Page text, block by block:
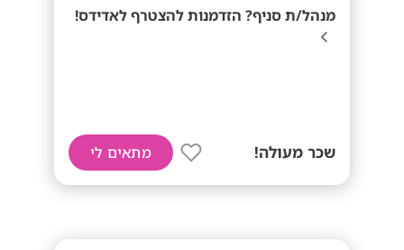
מנהל/ת סניף? הזדמנות להצטרף לאדידס!
שכר מעולה! מתאים לי